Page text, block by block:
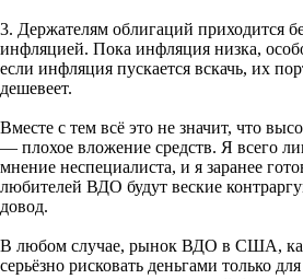
3. Держателям облигаций приходится
инфляцией. Пока инфляция низка,
если инфляция пускается вскачь, их
дешевеет.
Вместе с тем всё это не значит, что
— плохое вложение средств. Я всего
мнение неспециалиста, и я заранее
любителей ВДО будут веские
довод.
В любом случае, рынок ВДО в США,
серьёзно рисковать деньгами только